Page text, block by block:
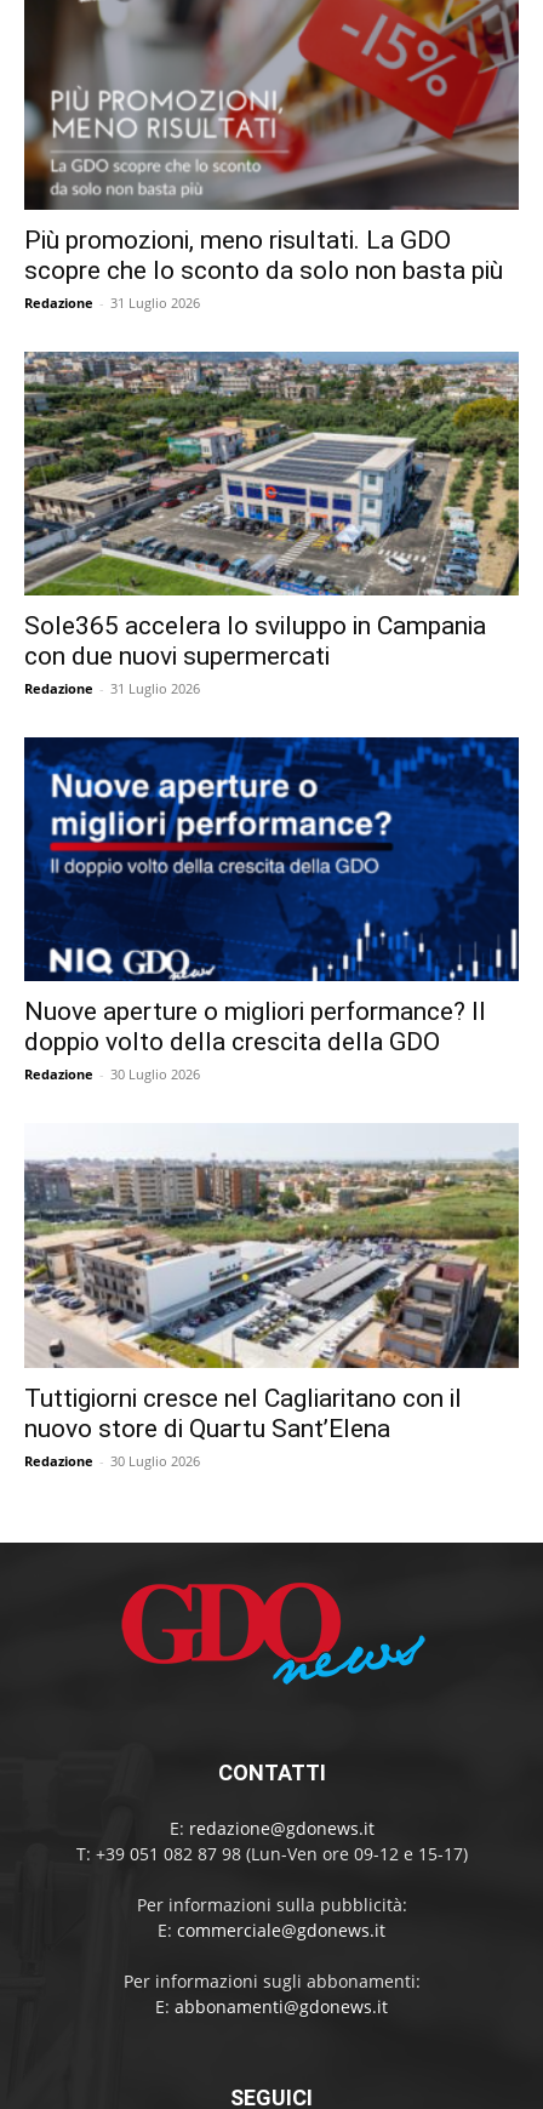
Più promozioni, meno risultati. La GDO
scopre che lo sconto da solo non basta più
Redazione - 31 Luglio 2026
Sole365 accelera lo sviluppo in Campania
con due nuovi supermercati
Redazione - 31 Luglio 2026
Nuove aperture o migliori performance? Il
doppio volto della crescita della GDO
Redazione - 30 Luglio 2026
Tuttigiorni cresce nel Cagliaritano con il
nuovo store di Quartu Sant’Elena
Redazione - 30 Luglio 2026
CONTATTI
E: redazione@gdonews.it
T: +39 051 082 87 98 (Lun-Ven ore 09-12 e 15-17)
Per informazioni sulla pubblicità:
E: commerciale@gdonews.it
Per informazioni sugli abbonamenti:
E: abbonamenti@gdonews.it
SEGUICI